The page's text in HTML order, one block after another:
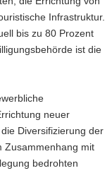
Infrastruktur.
bis zu 80 Prozent
ist die
neuer
Diversifizierung der
Zusammenhang mit
bedrohten